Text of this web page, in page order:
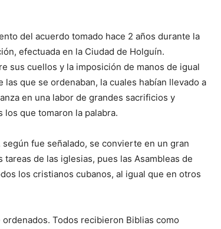
del acuerdo tomado hace 2 años durante la
efectuada en la Ciudad de Holguín.
sus cuellos y la imposición de manos de igual
que se ordenaban, la cuales habían llevado a
en una labor de grandes sacrificios y
que tomaron la palabra.
fue señalado, se convierte en un gran
de las iglesias, pues las Asambleas de
los cristianos cubanos, al igual que en otros
Todos recibieron Biblias como